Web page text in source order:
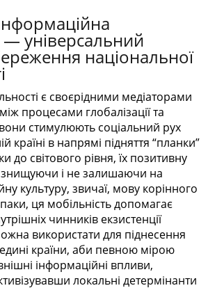
— універсальний
національної
є своєрідними медіаторами
процесами глобалізації та
вони стимулюють соціальний рух
країні в напрямі підняття “планки”
до світового рівня, їх позитивну
знищуючи і не залишаючи на
культуру, звичаї, мову корінного
ця мобільність допомагає
чинників екзистенції
використати для піднесення
країни, аби певною мірою
інформаційні впливи,
локальні детермінанти